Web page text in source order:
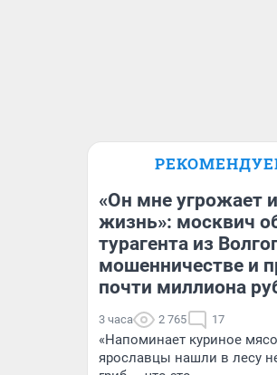
«Он мне угрожает
жизнь»: москвич
турагента из
мошенничестве и
почти миллиона
3 часа 2 765 17
«Напоминает куриное
ярославцы нашли в лесу